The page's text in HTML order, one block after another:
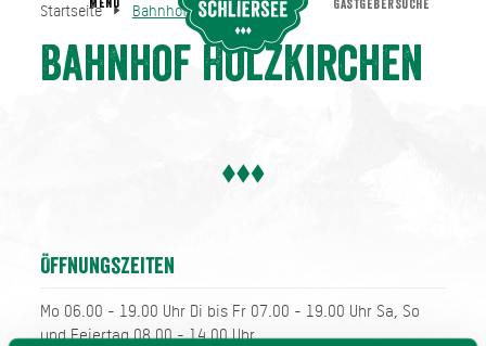
Startseite Bahnhof Holzkirchen
Bahnhof Holzkirchen
Öffnungszeiten
Mo 06.00 - 19.00 Uhr Di bis Fr 07.00 - 19.00 Uhr Sa, So
und Feiertag 08.00 - 14.00 Uhr
Startseite Bahnhof Holzkirchen
MENU GASTGEBERSUCHE